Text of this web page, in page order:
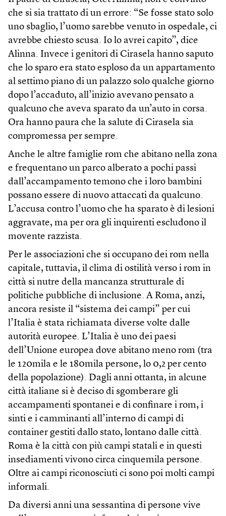
che si sia trattato di un errore: “Se fosse stato solo
uno sbaglio, l’uomo sarebbe venuto in ospedale, ci
avrebbe chiesto scusa. Io lo avrei capito”, dice
Alinna. Invece i genitori di Cirasela hanno saputo
che lo sparo era stato esploso da un appartamento
al settimo piano di un palazzo solo qualche giorno
dopo l’accaduto, all’inizio avevano pensato a
qualcuno che aveva sparato da un’auto in corsa.
Ora hanno paura che la salute di Cirasela sia
compromessa per sempre.
Anche le altre famiglie rom che abitano nella zona
e frequentano un parco alberato a pochi passi
dall’accampamento temono che i loro bambini
possano essere di nuovo attaccati da qualcuno.
L’accusa contro l’uomo che ha sparato è di lesioni
aggravate, ma per ora gli inquirenti escludono il
movente razzista.
Per le associazioni che si occupano dei rom nella
capitale, tuttavia, il clima di ostilità verso i rom in
città si nutre della mancanza strutturale di
politiche pubbliche di inclusione. A Roma, anzi,
ancora resiste il “sistema dei campi” per cui
l’Italia è stata richiamata diverse volte dalle
autorità europee. L’Italia è uno dei paesi
dell’Unione europea dove abitano meno rom (tra
le 120mila e le 180mila persone, lo 0,2 per cento
della popolazione). Dagli anni ottanta, in alcune
città italiane si è deciso di sgomberare gli
accampamenti spontanei e di confinare i rom, i
sinti e i camminanti all’interno di campi di
container gestiti dallo stato, lontano dalle città.
Roma è la città con più campi statali e in questi
insediamenti vivono circa cinquemila persone.
Oltre ai campi riconosciuti ci sono poi molti campi
informali.
Da diversi anni una sessantina di persone vive